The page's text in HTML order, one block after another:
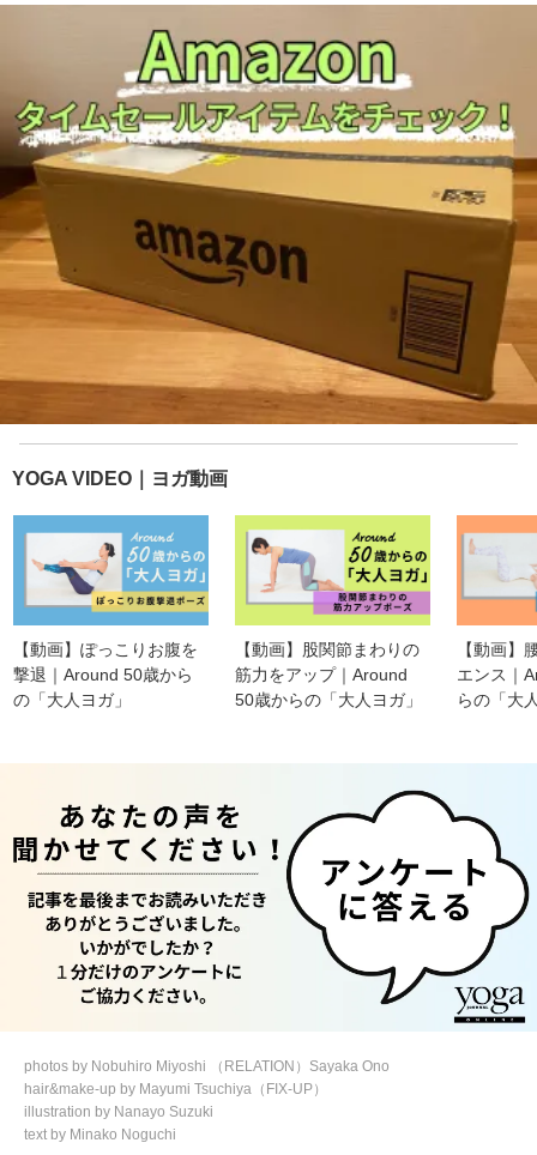
YOGA VIDEO｜ヨガ動画
【動画】ぽっこりお腹を
撃退｜Around 50歳から
の「大人ヨガ」
【動画】股関節まわりの
筋力をアップ｜Around
50歳からの「大人ヨガ」
【動画】
エンス｜
らの「大
photos by Nobuhiro Miyoshi （RELATION）Sayaka Ono
hair&make-up by Mayumi Tsuchiya（FIX-UP）
illustration by Nanayo Suzuki
text by Minako Noguchi